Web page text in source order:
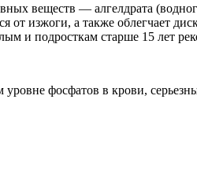
веществ — алгелдрата
от изжоги, а также облегчает
и подросткам старше 15 лет
фосфатов в крови,